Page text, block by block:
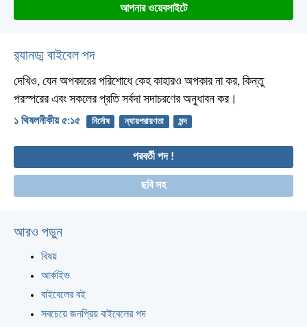
আপনার ওয়েবসাইটে
র‌্যানড্ম বাইবেল পদ
দেখিও, যেন অপকারের পরিশোধে কেহ কাহারও অপকার না কর, কিন্তু
পরস্পরের এবং সকলের প্রতি সর্বদা সদাচরণের অনুধাবন কর।
১ থিষলনীকীয় ৫:১৫ নির্দোষ ন্যায়পরায়ণতা মন্দ
পরবর্তী পদ !
ছবি সহ
আরও পড়ুন
বিষয়
আর্কাইভ
বাইবেলের বই
সবচেয়ে জনপ্রিয় বাইবেলের পদ